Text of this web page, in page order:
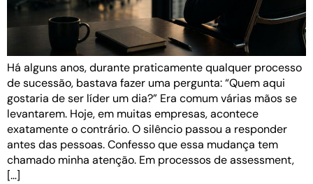
Há alguns anos, durante praticamente qualquer processo
de sucessão, bastava fazer uma pergunta: “Quem aqui
gostaria de ser líder um dia?” Era comum várias mãos se
levantarem. Hoje, em muitas empresas, acontece
exatamente o contrário. O silêncio passou a responder
antes das pessoas. Confesso que essa mudança tem
chamado minha atenção. Em processos de assessment,
[…]